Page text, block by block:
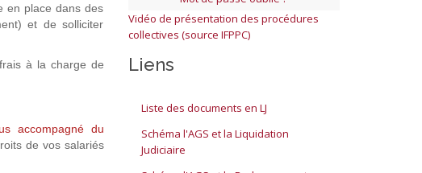
en place dans des
et de solliciter
à la charge de
accompagné du
de vos salariés
Vidéo de présentation des procédures
collectives (source IFPPC)
Liens
Liste des documents en LJ
Schéma l'AGS et la Liquidation
Judiciaire